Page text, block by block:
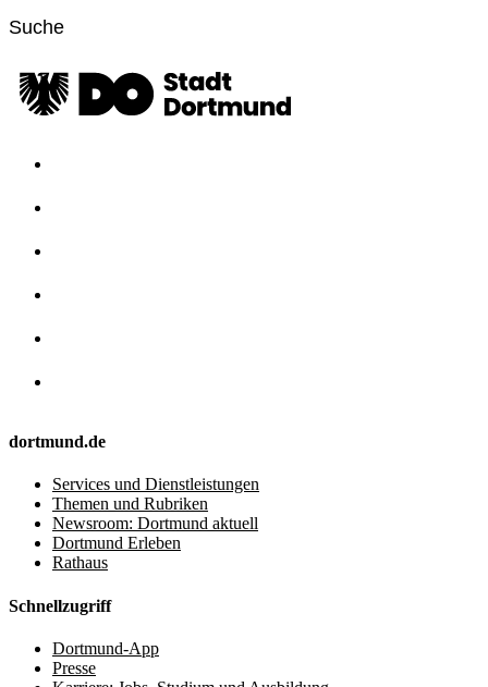
dortmund.de
Services und Dienstleistungen
Themen und Rubriken
Newsroom: Dortmund aktuell
Dortmund Erleben
Rathaus
Schnellzugriff
Dortmund-App
Presse